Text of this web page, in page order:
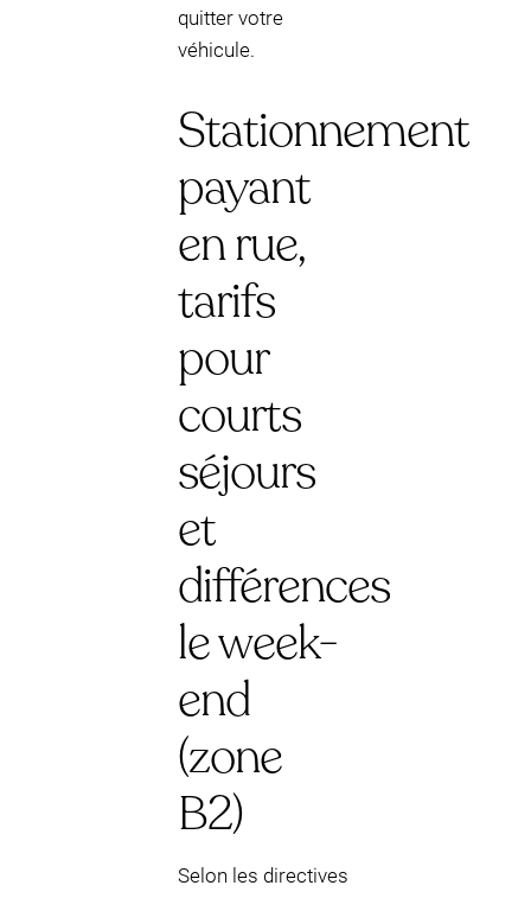
quitter votre
véhicule.
Stationnement
payant
en rue,
tarifs
pour
courts
séjours
et
différences
le week-
end
(zone
B2)
Selon les directives